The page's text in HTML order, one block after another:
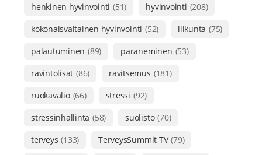
henkinen hyvinvointi (51) hyvinvointi (208)
kokonaisvaltainen hyvinvointi (52) liikunta (75)
palautuminen (89) paraneminen (53)
ravintolisät (86) ravitsemus (181)
ruokavalio (66) stressi (92)
stressinhallinta (58) suolisto (70)
terveys (133) TerveysSummit TV (79)